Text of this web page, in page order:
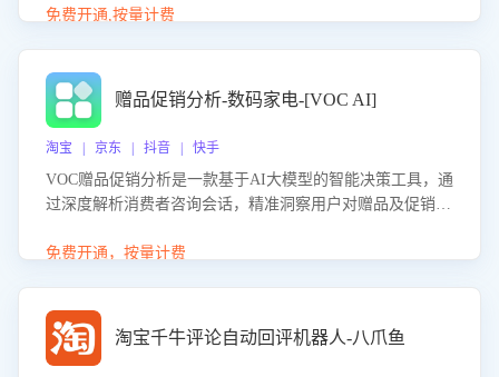
应延迟、竞品价格冲击等。系统自动输出可落地的挽回策
免费开通,按量计费
赠品促销分析-数码家电-[VOC AI]
淘宝 | 京东 | 抖音 | 快手
VOC赠品促销分析是一款基于AI大模型的智能决策工具，通
过深度解析消费者咨询会话，精准洞察用户对赠品及促销政
销诉求，帮助企业制定个性化赠品组合策略，优化资源投放
免费开通，按量计费
淘宝千牛评论自动回评机器人-八爪鱼